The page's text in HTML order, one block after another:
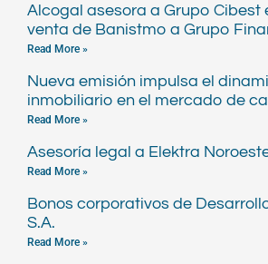
Alcogal asesora a Grupo Cibest
venta de Banistmo a Grupo
Read More »
Nueva emisión impulsa el
inmobiliario en el mercado de
Read More »
Asesoría legal a Elektra
Read More »
Bonos corporativos de
S.A.
Read More »